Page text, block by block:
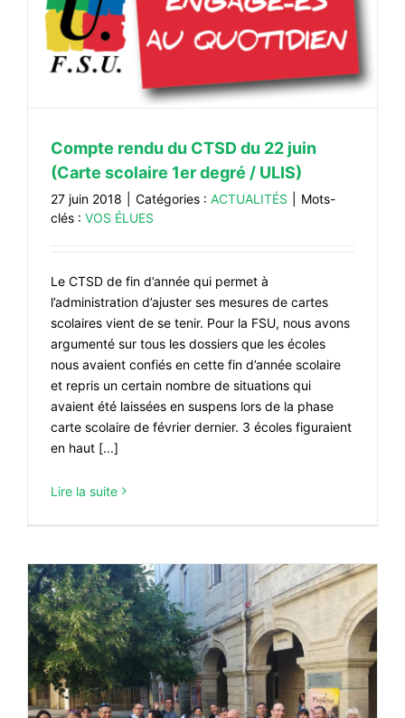
Compte rendu du CTSD du 22 juin
(Carte scolaire 1er degré / ULIS)
27 juin 2018 Catégories : ACTUALITÉS
Mots-
clés : VOS ÉLUES
Le CTSD de fin d’année qui permet à
l’administration d’ajuster ses mesures de cartes
scolaires vient de se tenir. Pour la FSU, nous avons
argumenté sur tous les dossiers que les écoles
nous avaient confiés en cette fin d’année scolaire
et repris un certain nombre de situations qui
avaient été laissées en suspens lors de la phase
carte scolaire de février dernier. 3 écoles figuraient
en haut [...]
Lire la suite